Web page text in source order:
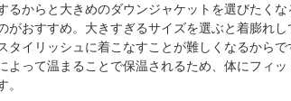
るからと大きめのダウンジャケットを選びたく
がおすすめ。大きすぎるサイズを選ぶと着膨れ
タイリッシュに着こなすことが難しくなるから
よって温まることで保温されるため、体にフィ
。